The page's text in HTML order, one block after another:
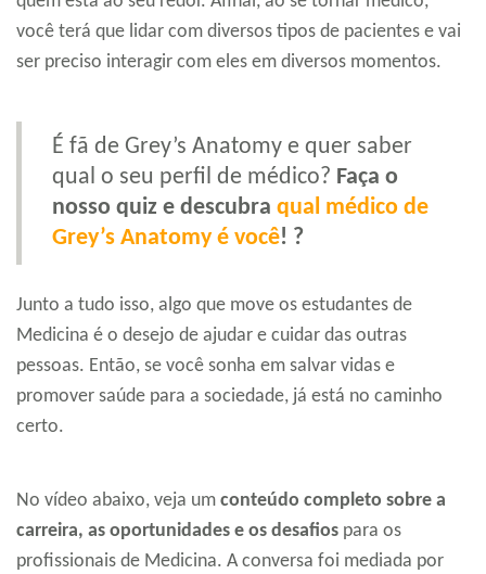
você terá que lidar com diversos tipos de pacientes e vai
ser preciso interagir com eles em diversos momentos.
É fã de Grey’s Anatomy e quer saber
qual o seu perfil de médico? Faça o
nosso quiz e descubra qual médico de
Grey’s Anatomy é você! ?
Junto a tudo isso, algo que move os estudantes de
Medicina é o desejo de ajudar e cuidar das outras
pessoas. Então, se você sonha em salvar vidas e
promover saúde para a sociedade, já está no caminho
certo.
No vídeo abaixo, veja um conteúdo completo sobre a
carreira, as oportunidades e os desafios para os
profissionais de Medicina. A conversa foi mediada por